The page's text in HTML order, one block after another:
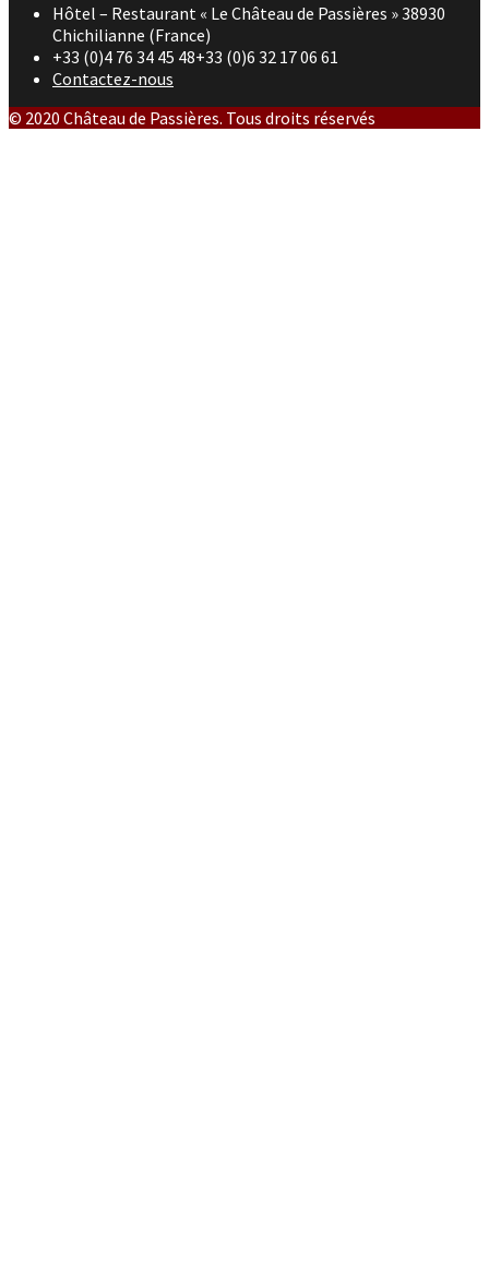
Hôtel – Restaurant « Le Château de Passières » 38930
Chichilianne (France)
+33 (0)4 76 34 45 48+33 (0)6 32 17 06 61
Contactez-nous
© 2020 Château de Passières. Tous droits réservés